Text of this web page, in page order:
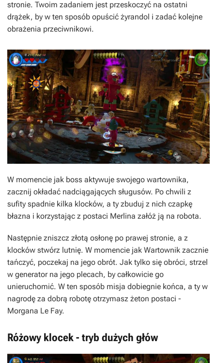
stronie. Twoim zadaniem jest przeskoczyć na ostatni
drążek, by w ten sposób opuścić żyrandol i zadać kolejne
obrażenia przeciwnikowi.
W momencie jak boss aktywuje swojego wartownika,
zacznij okładać nadciągających sługusów. Po chwili z
sufity spadnie kilka klocków, a ty zbuduj z nich czapkę
błazna i korzystając z postaci Merlina załóż ją na robota.
Następnie zniszcz złotą osłonę po prawej stronie, a z
klocków stwórz lutnię. W momencie jak Wartownik zacznie
tańczyć, poczekaj na jego obrót. Jak tylko się obróci, strzel
w generator na jego plecach, by całkowicie go
unieruchomić. W ten sposób misja dobiegnie końca, a ty w
nagrodę za dobrą robotę otrzymasz żeton postaci -
Morgana Le Fay.
Różowy klocek - tryb dużych głów